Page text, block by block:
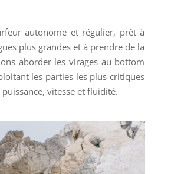
autonome et régulier, prêt à
plus grandes et à prendre de la
aborder les virages au bottom
les parties les plus critiques
puissance, vitesse et fluidité.